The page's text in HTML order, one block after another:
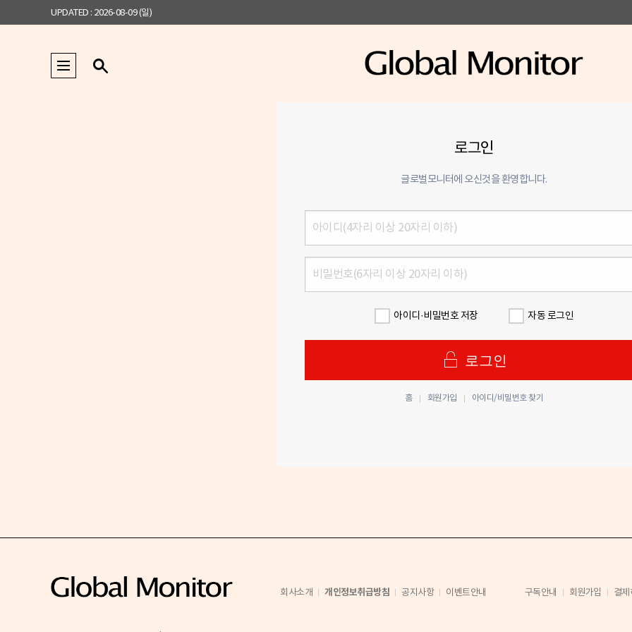
UPDATED : 2026-08-09 (일)
로그인
글로벌모니터에 오신것을 환영합니다.
아이디·비밀번호 저장 자동 로그인
로그인
홈 회원가입 아이디/비밀번호 찾기
회사소개 개인정보취급방침 공지사항 이벤트안내 구독안내 회원가입 결제